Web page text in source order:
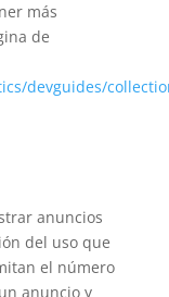
más
de
devguides/
anuncios
del uso que
el número
anuncio y